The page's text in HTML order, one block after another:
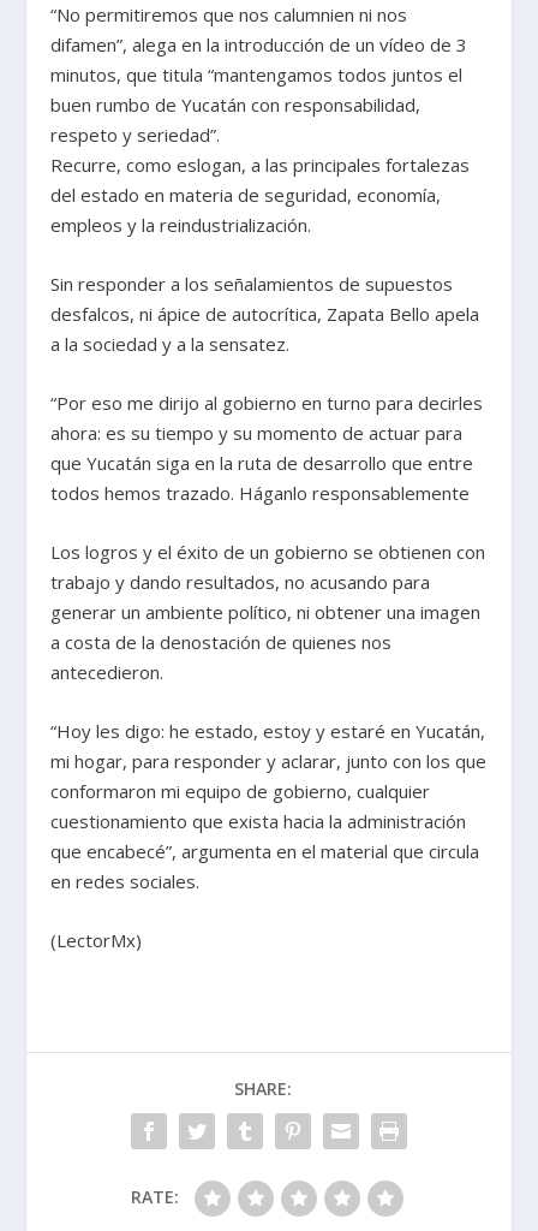
“No permitiremos que nos calumnien ni nos
difamen”, alega en la introducción de un vídeo de 3
minutos, que titula “mantengamos todos juntos el
buen rumbo de Yucatán con responsabilidad,
respeto y seriedad”.
Recurre, como eslogan, a las principales fortalezas
del estado en materia de seguridad, economía,
empleos y la reindustrialización.
Sin responder a los señalamientos de supuestos
desfalcos, ni ápice de autocrítica, Zapata Bello apela
a la sociedad y a la sensatez.
“Por eso me dirijo al gobierno en turno para decirles
ahora: es su tiempo y su momento de actuar para
que Yucatán siga en la ruta de desarrollo que entre
todos hemos trazado. Háganlo responsablemente
Los logros y el éxito de un gobierno se obtienen con
trabajo y dando resultados, no acusando para
generar un ambiente político, ni obtener una imagen
a costa de la denostación de quienes nos
antecedieron.
“Hoy les digo: he estado, estoy y estaré en Yucatán,
mi hogar, para responder y aclarar, junto con los que
conformaron mi equipo de gobierno, cualquier
cuestionamiento que exista hacia la administración
que encabecé”, argumenta en el material que circula
en redes sociales.
(LectorMx)
SHARE:
RATE: